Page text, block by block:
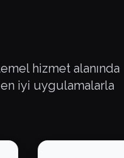
hizmet alanında
iyi uygulamalarla